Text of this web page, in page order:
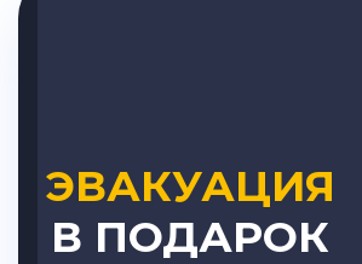
ЭВАКУАЦИЯ
В ПОДАРОК